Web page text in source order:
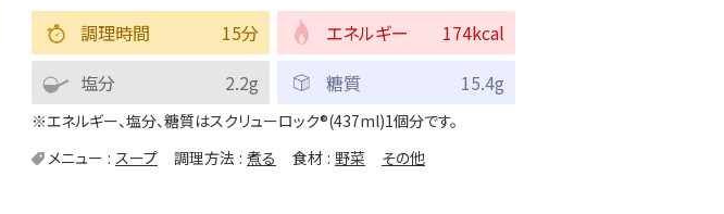
調理時間 15分 エネルギー
174kcal
塩分
2.2g 糖質 15.4g
※エネルギー、塩分、糖質はスクリューロック®︎(437ml)1個分です。
メニュー
スープ 調理方法 煮る 食材 野菜 その他